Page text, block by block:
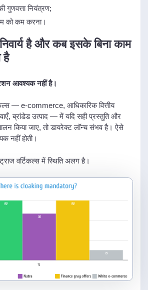
गुणवत्ता नियंत्रण;
को कम करना।
है और कब इसके बिना काम
है
आवश्यक नहीं है।
— e-commerce, आधिकारिक वित्तीय
ब्रांडेड उत्पाद — में यदि सही प्रस्तुति और
किया जाए, तो डायरेक्ट लॉन्च संभव है। ऐसे
नहीं होती।
वर्टिकल्स में स्थिति अलग है।